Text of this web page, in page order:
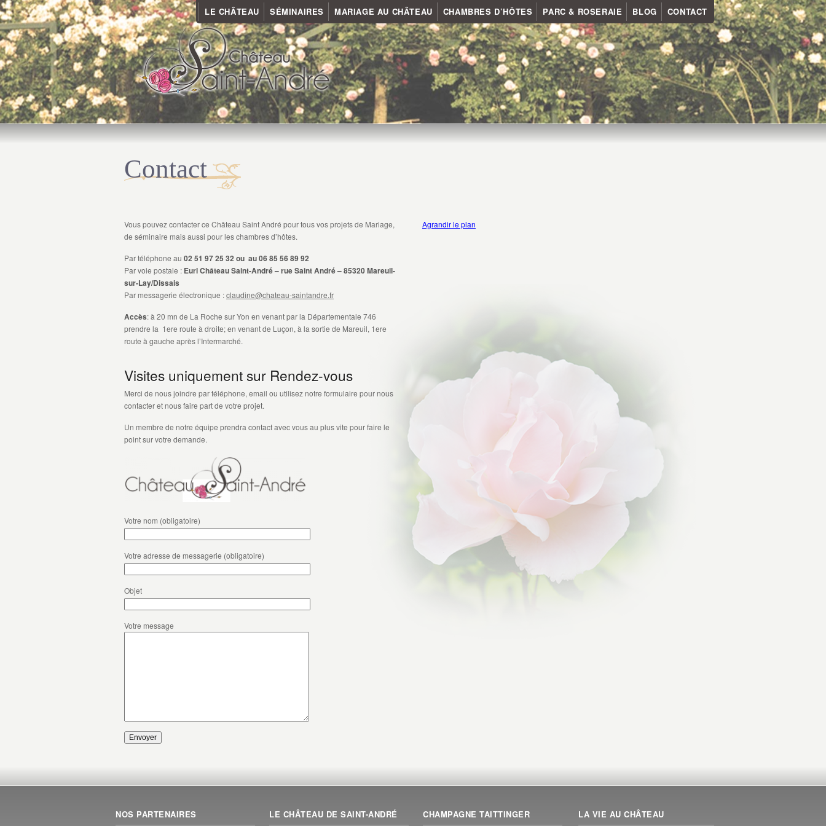
LE CHÂTEAU SÉMINAIRES MARIAGE AU CHÂTEAU CHAMBRES D’HÔTES PARC & ROSERAIE BLOG CONTACT
Contact
Vous pouvez contacter ce Château Saint André pour tous vos projets de Mariage,
de séminaire mais aussi pour les chambres d’hôtes.
Par téléphone au 02 51 97 25 32 ou au 06 85 56 89 92
Par voie postale : Eurl Château Saint-André – rue Saint André – 85320 Mareuil-
sur-Lay/Dissais
Par messagerie électronique :claudine@chateau-saintandre.fr
Accès: à 20 mn de La Roche sur Yon en venant par la Départementale 746
prendre la 1ere route à droite; en venant de Luçon, à la sortie de Mareuil, 1ere
route à gauche après l’Intermarché.
Visites uniquement sur Rendez-vous
Merci de nous joindre par téléphone, email ou utilisez notre formulaire pour nous
contacter et nous faire part de votre projet.
Un membre de notre équipe prendra contact avec vous au plus vite pour faire le
point sur votre demande.
Agrandir le plan
Votre nom (obligatoire)
Votre adresse de messagerie (obligatoire)
Objet
Votre message
NOS PARTENAIRES LE CHÂTEAU DE SAINT-ANDRÉ CHAMPAGNE TAITTINGER LA VIE AU CHÂTEAU